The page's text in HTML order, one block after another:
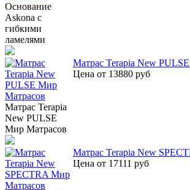
Основание
Askona с
гибкими
ламелями
Матрас Terapia
New PULSE
Мир Матрасов
Матрас Terapia New
Цена от 13880 руб
Матрас Terapia New
Цена от 17111 руб